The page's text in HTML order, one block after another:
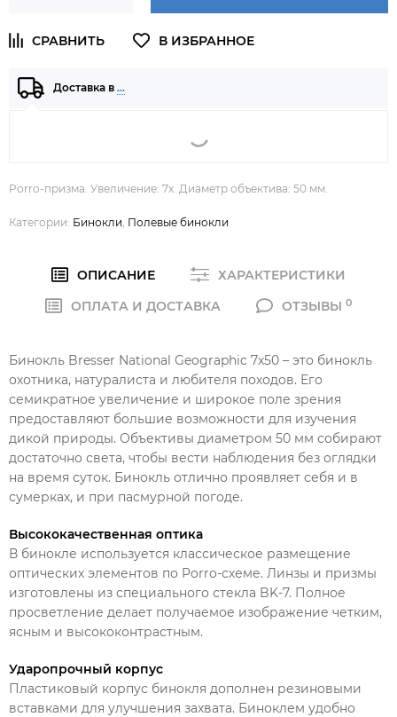
Доставка в …
Porro-призма. Увеличение: 7х. Диаметр объектива: 50 мм.
Категории: Бинокли Полевые бинокли
ОПИСАНИЕ
ХАРАКТЕРИСТИКИ
ОПЛАТА И ДОСТАВКА
ОТЗЫВЫ 0
Бинокль Bresser National Geographic 7x50 – это бинокль
охотника, натуралиста и любителя походов. Его
семикратное увеличение и широкое поле зрения
предоставляют большие возможности для изучения
дикой природы. Объективы диаметром 50 мм собирают
достаточно света, чтобы вести наблюдения без оглядки
на время суток. Бинокль отлично проявляет себя и в
сумерках, и при пасмурной погоде.
Высококачественная оптика
В бинокле используется классическое размещение
оптических элементов по Porro-схеме. Линзы и призмы
изготовлены из специального стекла BK-7. Полное
просветление делает получаемое изображение четким,
ясным и высококонтрастным.
Ударопрочный корпус
Пластиковый корпус бинокля дополнен резиновыми
вставками для улучшения захвата. Биноклем удобно